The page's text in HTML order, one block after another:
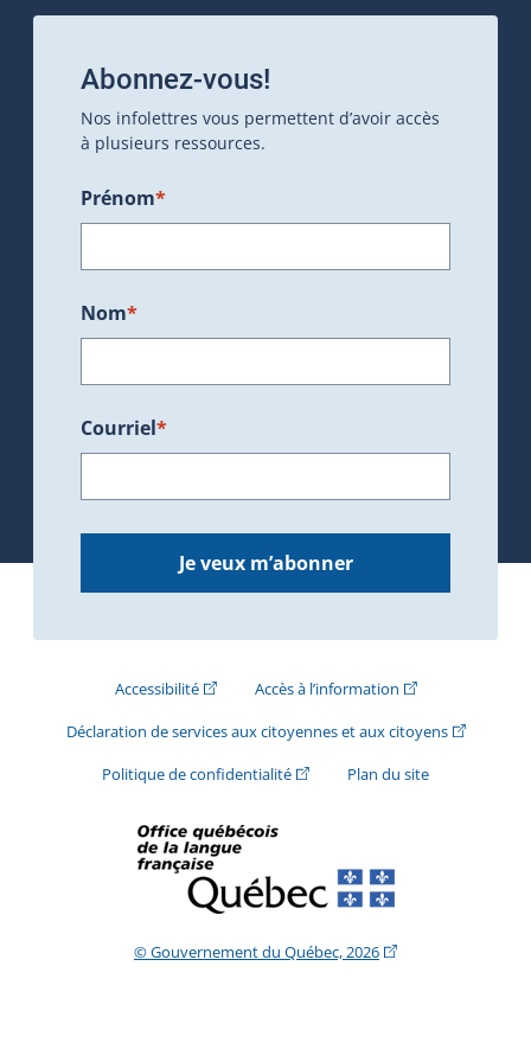
Abonnez-vous!
Nos infolettres vous permettent d’avoir accès
à plusieurs ressources.
Prénom*
Nom*
Courriel*
Je veux m’abonner
Accessibilité(Cet hyperlien externe s'ouvrira dans une
Accès à l’information(Cet hyperlien
Déclaration de services aux citoyennes et aux citoyens(Cet
Politique de confidentialité(Cet hyperlien externe s'ouvrira
Plan du site
© Gouvernement du Québec, 2026(Cet hyperlien